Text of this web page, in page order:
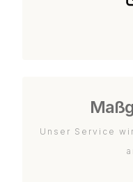
Unser Service